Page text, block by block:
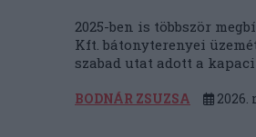
2025-ben is többször
Kft. bátonyterenyei
szabad utat adott a
BODNÁR ZSUZSA 2026.